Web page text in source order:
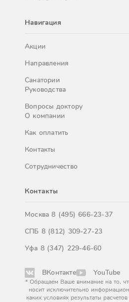
Навигация
Акции
Направления
Санатории
Руководства
Вопросы доктору
О компании
Как оплатить
Контакты
Сотрудничество
Контакты
Москва8 (495) 666-23-37
СПБ 8 (812) 309-27-23
Уфа 8 (347) 229-46-60
ВКонтакте YouTube
* Обращаем Ваше внимание на то,
носит исключительно
каких условиях результаты